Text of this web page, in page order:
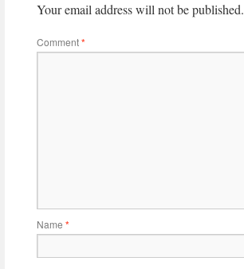
Your email address will not be published.
Comment*
Name *